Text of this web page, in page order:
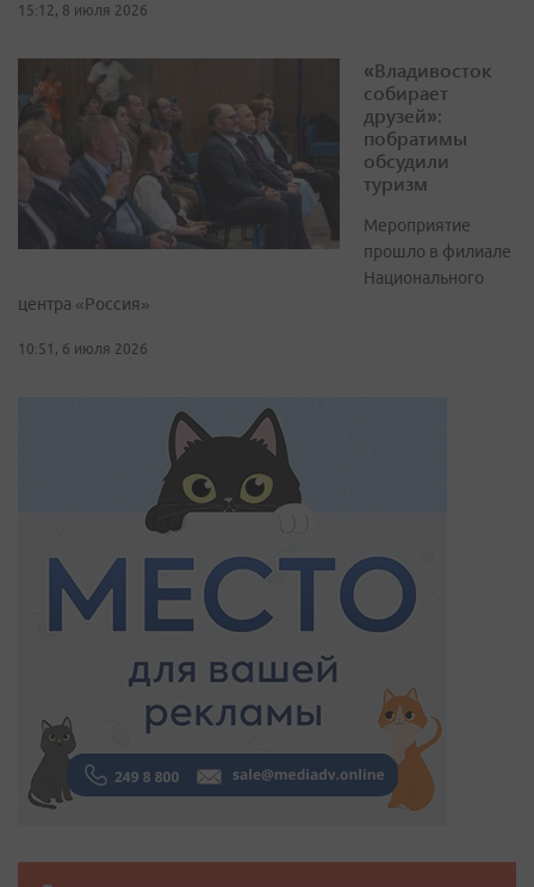
15:12, 8 июля 2026
«Владивосток
собирает
друзей»:
побратимы
обсудили
туризм
Мероприятие
прошло в филиале
Национального
центра «Россия»
10:51, 6 июля 2026